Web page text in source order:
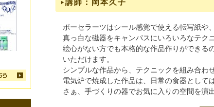
講師：岡本久子
ポーセラーツはシール感覚で使える転写紙や
真っ白な磁器をキャンパスにいろいろなテク
絵心がない方でも本格的な作品作りができる
いただけます。
シンプルな作品から、テクニックを組み合わ
電気炉で焼成した作品は、日常の食器として
さぁ、手づくりの器でお気に入りの空間を演